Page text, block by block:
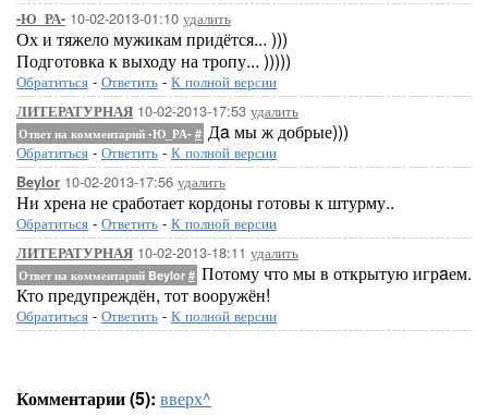
-Ю_РА- 10-02-2013-01:10 удалить
Ох и тяжело мужикам придётся... )))
Подготовка к выходу на тропу... )))))
Обратиться - Ответить - К полной версии
ЛИТЕРАТУРНАЯ 10-02-2013-17:53 удалить
Ответ на комментарий -Ю_РА- # Дa мы ж добрые)))
Обратиться - Ответить - К полной версии
Beylor 10-02-2013-17:56 удалить
Ни хрена не сработает кордоны готовы к штурму..
Обратиться - Ответить - К полной версии
ЛИТЕРАТУРНАЯ 10-02-2013-18:11 удалить
Ответ на комментарий Beylor # Потому что мы в открытую игрaем.
Кто предупреждён, тот вооружён!
Обратиться - Ответить - К полной версии
Комментарии (5): вверх^